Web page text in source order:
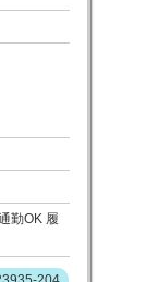
勤OK 履